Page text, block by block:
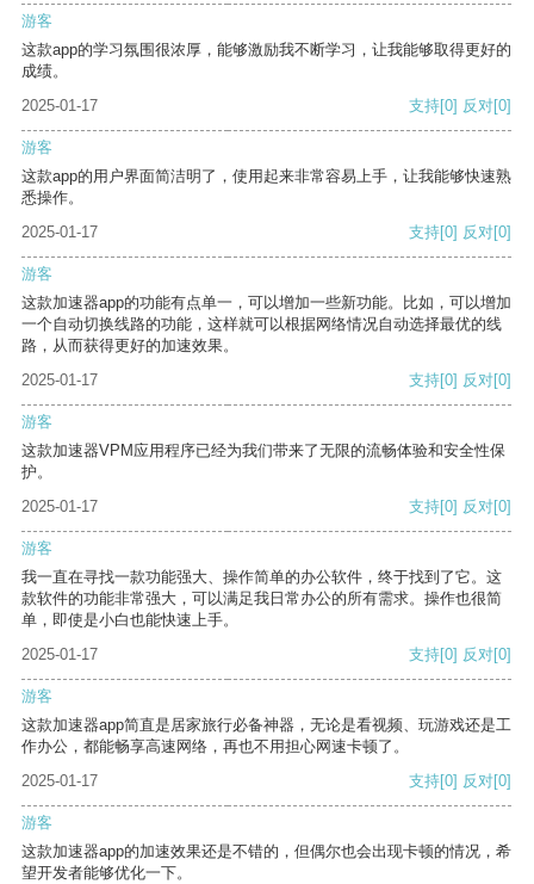
游客
这款app的学习氛围很浓厚，能够激励我不断学习，让我能够取得更好的
成绩。
2025-01-17
支持[0] 反对[0]
游客
这款app的用户界面简洁明了，使用起来非常容易上手，让我能够快速熟
悉操作。
2025-01-17
支持[0] 反对[0]
游客
这款加速器app的功能有点单一，可以增加一些新功能。比如，可以增加
一个自动切换线路的功能，这样就可以根据网络情况自动选择最优的线
路，从而获得更好的加速效果。
2025-01-17
支持[0] 反对[0]
游客
这款加速器VPM应用程序已经为我们带来了无限的流畅体验和安全性保
护。
2025-01-17
支持[0] 反对[0]
游客
我一直在寻找一款功能强大、操作简单的办公软件，终于找到了它。这
款软件的功能非常强大，可以满足我日常办公的所有需求。操作也很简
单，即使是小白也能快速上手。
2025-01-17
支持[0] 反对[0]
游客
这款加速器app简直是居家旅行必备神器，无论是看视频、玩游戏还是工
作办公，都能畅享高速网络，再也不用担心网速卡顿了。
2025-01-17
支持[0] 反对[0]
游客
这款加速器app的加速效果还是不错的，但偶尔也会出现卡顿的情况，希
望开发者能够优化一下。